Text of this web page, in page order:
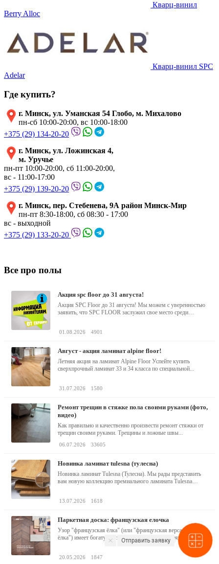
Кварц-винил
Berry Alloc
Кварц-винил SPC
Adelar
Где купить?
г. Минск, ул. Уманская 54 Глобо, м. Михалово
пн-сб 10:00-20:00, вс 10:00-18:00
+375 (29) 134-20-20
г. Минск, ул. Ложинская 4,
м. Уручье
пн-пт 10:00-20:00, сб 11:00-20:00,
вс - 11:00-17:00
+375 (29) 139-20-20
г. Минск, пер. Стебенева, 9А район Минск-Мир
пн-пт 8:30-18:00, сб 08:30 - 17:00
вс - выходной
+375 (29) 133-20-20
Все про полы
акция spc floor до 31 августа!
Акция SPC Floor до 31 августа! Мы можем с уверенностью
заявить, что SPC FLOOR заслужил свое место среди
01.08.2026 4901
август - акция ламинат alpine floor!
Летняя акция на ламинат Alpine Floor Успейте купить
сверхпрочный ламинат 33 и 34 класса по специальной...
31.07.2026 1580
ремонт трещин в стяжке пола своими руками (фото,
видео)
Как правильно и качественно произвести ремонт стяжки от
трещин своими руками. Трещины и ложные швы...
06.07.2026 33605
новинка ламинат tulesna (тулесна)
Новинка ламинат Tulesna (Тулесна). Мы рады представить
вам новую коллекцию премиального ламината Tulesna
13.07.2026 1618
паркетная доска: французская елочка
Узор "французская ёлка" (или "французская версальская
ёлка") имеет богатую историю, уходящую корнями в эпоху
20.05.2026 1847
Отправить заявку